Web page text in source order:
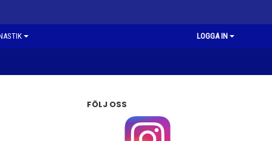
LOGGA IN
FÖLJ OSS